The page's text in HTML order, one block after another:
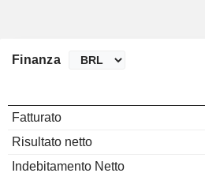
Finanza
Fatturato
Risultato netto
Indebitamento Netto